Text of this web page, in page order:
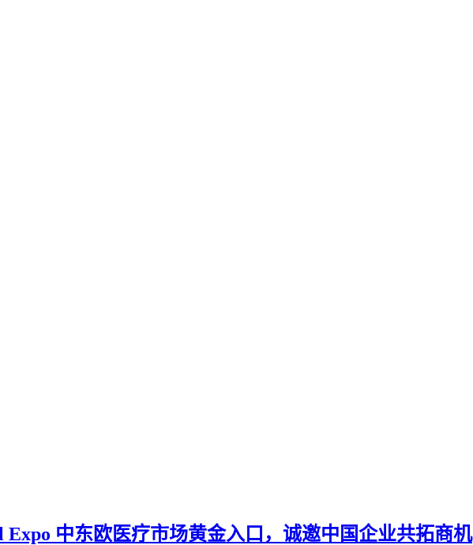
Expo 中东欧医疗市场黄金入口，诚邀中国企业共拓商机